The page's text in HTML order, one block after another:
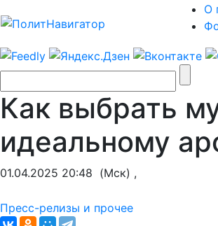
О
Как выбрать
идеальному
01.04.2025 20:48 (Мск) ,
Пресс-релизы и прочее